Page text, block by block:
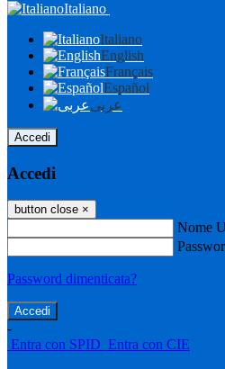
Italiano
Italiano
English
Français
Español
عربى
Accedi
Accedi
button close ×
Nome
Password dimenticata?
-
Entra con SPID Entra con CIE